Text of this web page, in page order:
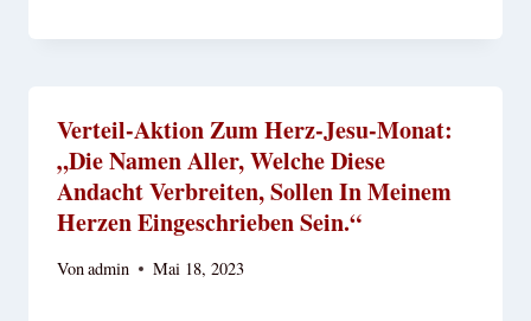
Verteil-Aktion Zum Herz-Jesu-Monat:
„Die Namen Aller, Welche Diese
Andacht Verbreiten, Sollen In Meinem
Herzen Eingeschrieben Sein.“
Vonadmin Mai 18, 2023